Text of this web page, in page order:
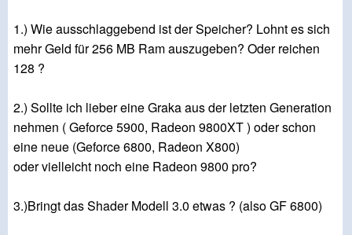
1.) Wie ausschlaggebend ist der Speicher? Lohnt es sich
mehr Geld für 256 MB Ram auszugeben? Oder reichen
128 ?
2.) Sollte ich lieber eine Graka aus der letzten Generation
nehmen ( Geforce 5900, Radeon 9800XT ) oder schon
eine neue (Geforce 6800, Radeon X800)
oder vielleicht noch eine Radeon 9800 pro?
3.)Bringt das Shader Modell 3.0 etwas ? (also GF 6800)